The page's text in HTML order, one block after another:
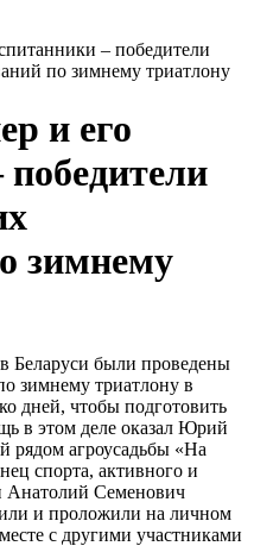
– победители
по зимнему триатлону
и его
зимнему
Беларуси были проведены
зимнему триатлону в
дней, чтобы подготовить
в этом деле оказал Юрий
рядом агроусадьбы «На
спорта, активного и
Анатолий Семенович
и проложили на личном
с другими участниками